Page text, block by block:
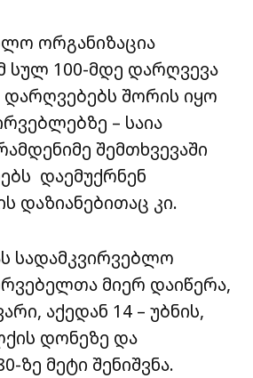
ორგანიზაცია
სულ 100-მდე დარღვევა
დარღვებებს შორის იყო
– საია
შემთხვევაში
დაემუქრნენ
დაზიანებითაც კი.
სადამკვირვებლო
მიერ დაიწერა,
აქედან 14 – უბნის,
დონეზე და
ზე მეტი შენიშვნა.